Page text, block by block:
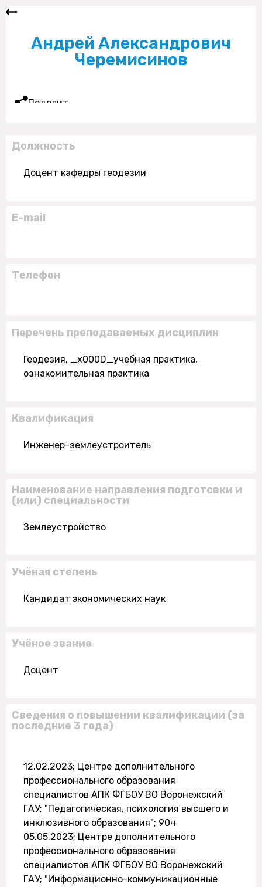
Андрей Александрович
Черемисинов
Поделиться
Должность
Доцент кафедры геодезии
E-mail
Телефон
Перечень преподаваемых дисциплин
Геодезия, _x000D_учебная практика,
ознакомительная практика
Квалификация
Инженер-землеустроитель
Наименование направления подготовки и
(или) специальности
Землеустройство
Учёная степень
Кандидат экономических наук
Учёное звание
Доцент
Сведения о повышении квалификации (за
последние 3 года)
12.02.2023; Центре дополнительного
профессионального образования
специалистов АПК ФГБОУ ВО Воронежский
ГАУ; "Педагогическая, психология высшего и
инклюзивного образования"; 90ч
05.05.2023; Центре дополнительного
профессионального образования
специалистов АПК ФГБОУ ВО Воронежский
ГАУ; "Информационно-коммуникационные